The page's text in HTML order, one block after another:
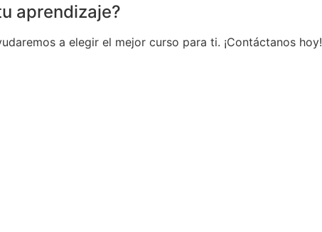
aprendizaje?
a elegir el mejor curso para ti. ¡Contáctanos hoy!